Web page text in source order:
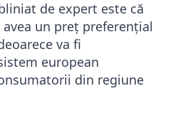
de expert este că
un preț preferențial
va fi
european
din regiune